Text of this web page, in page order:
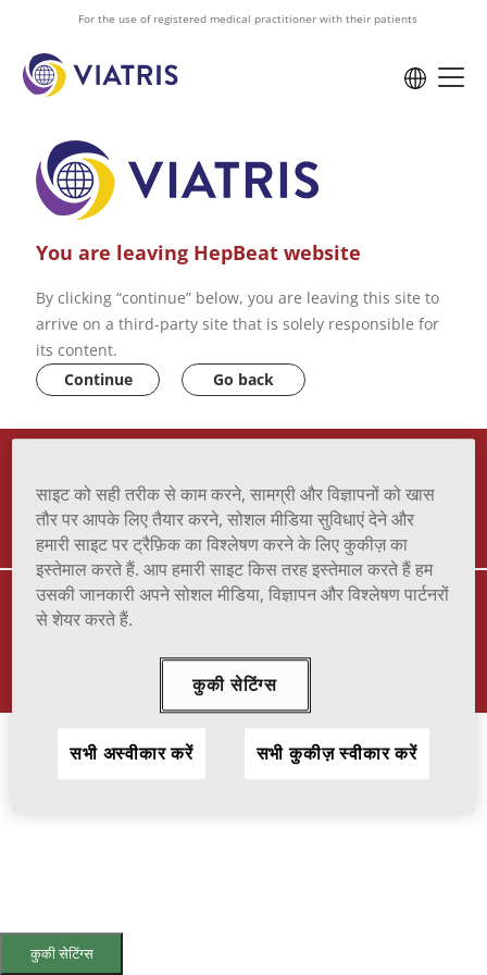
content
For the use of registered medical practitioner with their patients
You are leaving HepBeat website
By clicking “continue” below, you are leaving this site to
arrive on a third-party site that is solely responsible for
its content.
Continue
Go back
TERMS OF USE
TO REPORT ADVERSE EFFECT
VIATRIS and the Viatris Logo are trademarks of Mylan Inc., a Viatris
company.
कुकी सेटिंग्स
साइट को सही तरीक से काम करने, सामग्री और विज्ञापनों को खास
तौर पर आपके लिए तैयार करने, सोशल मीडिया सुविधाएं देने और
हमारी साइट पर ट्रैफ़िक का विश्लेषण करने के लिए कुकीज़ का
इस्तेमाल करते हैं. आप हमारी साइट किस तरह इस्तेमाल करते हैं हम
उसकी जानकारी अपने सोशल मीडिया, विज्ञापन और विश्लेषण पार्टनरों
से शेयर करते हैं.
कुकी सेटिंग्स
सभी अस्वीकार करें सभी कुकीज़ स्वीकार करें